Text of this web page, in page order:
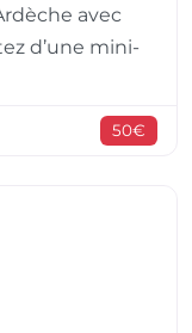
avec
d’une mini-
50€